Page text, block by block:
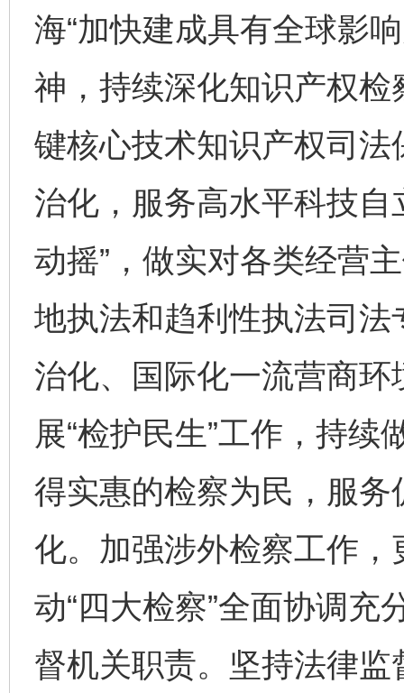
海“加快建成具有全球影
神，持续深化知识产权
键核心技术知识产权司
治化，服务高水平科技自
动摇”，做实对各类经营
地执法和趋利性执法司
治化、国际化一流营商
展“检护民生”工作，持
得实惠的检察为民，服
化。加强涉外检察工作
动“四大检察”全面协调充
督机关职责。坚持法律
完善运行机制助力责任有效落实 一纸欠